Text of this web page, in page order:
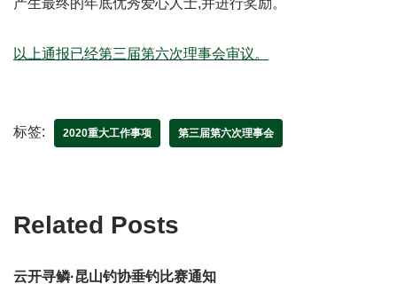
产生最终的年底优秀爱心人士,并进行奖励。
以上通报已经第三届第六次理事会审议。
标签: 2020重大工作事项 第三届第六次理事会
Related Posts
云开寻鳞·昆山钓协垂钓比赛通知